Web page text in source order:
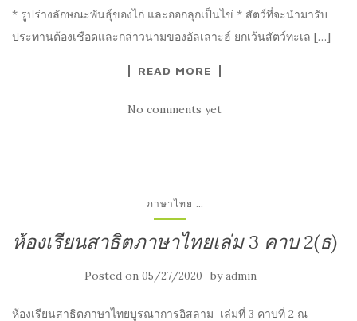
* รูปร่างลักษณะพันธุ์ของไก่ และออกลุกเป็นไข่ * สัตว์ที่จะนำมารับ
ประทานต้องเชือดและกล่าวนามของอัลเลาะฮ์ ยกเว้นสัตว์ทะเล […]
READ MORE
No comments yet
ภาษาไทย ...
ห้องเรียนสาธิตภาษาไทยเล่ม 3 คาบ 2(ธ)
Posted on 05/27/2020 byadmin
ห้องเรียนสาธิตภาษาไทยบูรณาการอิสลาม เล่มที่ 3 คาบที่ 2 ณ